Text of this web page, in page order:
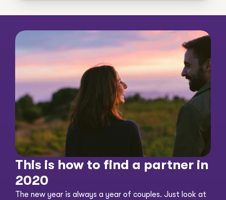
This is how to find a partner in
2020
The new year is always a year of couples. Just look at